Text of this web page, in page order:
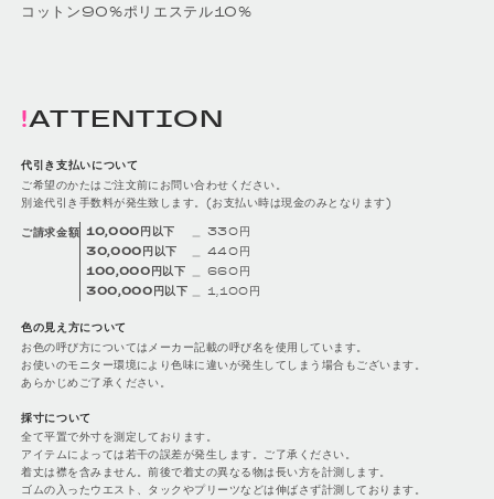
コットン90%ポリエステル10%
ATTENTION
代引き支払いについて
ご希望のかたはご注文前にお問い合わせください。
別途代引き手数料が発生致します。(お支払い時は現金のみとなります)
ご請求金額 10,000円以下
＿ 330円
30,000円以下
＿ 440円
100,000円以下
＿ 660円
300,000円以下
＿ 1,100円
色の見え方について
お色の呼び方についてはメーカー記載の呼び名を使用しています。
お使いのモニター環境により色味に違いが発生してしまう場合もございます。
あらかじめご了承ください。
採寸について
全て平置で外寸を測定しております。
アイテムによっては若干の誤差が発生します。ご了承ください。
着丈は襟を含みません。前後で着丈の異なる物は長い方を計測します。
ゴムの入ったウエスト、タックやプリーツなどは伸ばさず計測しております。